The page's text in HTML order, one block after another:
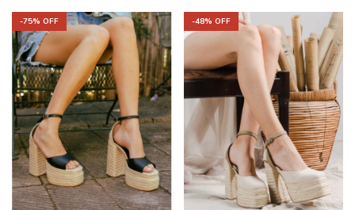
-75% OFF -48% OFF